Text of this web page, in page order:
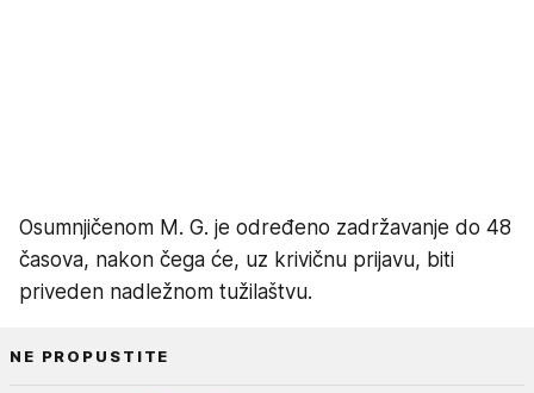
Osumnjičenom M. G. je određeno zadržavanje do 48
časova, nakon čega će, uz krivičnu prijavu, biti
priveden nadležnom tužilaštvu.
NE PROPUSTITE